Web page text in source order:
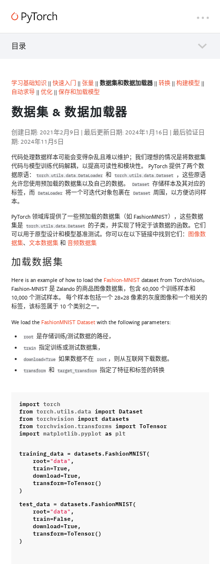
目录
学习基础知识 || 快速入门 || 张量|| 数据集和数据加载器|| 转换|| 构建模型 ||
自动求导|| 优化|| 保存和加载模型
数据集 & 数据加载器
创建日期: 2021年2月9日 | 最后更新日期: 2024年1月16日 | 最后验证日
期: 2024年11月5日
代码处理数据样本可能会变得杂乱且难以维护；我们理想的情况是将数据集
代码与模型训练代码解耦，以提高可读性和模块性。 PyTorch 提供了两个数
据原语：
torch.utils.data.DataLoader 和 torch.utils.data.Dataset
，这些原语
允许您使用预加载的数据集以及自己的数据。
Dataset
存储样本及其对应的
标签，而
DataLoader 将一个可迭代对象包裹在 Dataset
周围，以方便访问样
本。
PyTorch 领域库提供了一些预加载的数据集（如 FashionMNIST），这些数据
集是
torch.utils.data.Dataset
的子类，并实现了特定于该数据的函数。它们
可以用于原型设计和模型基准测试。你可以在以下链接中找到它们： 图像数
据集、 文本数据集和 音频数据集
加载数据集
Here is an example of how to load the Fashion-MNIST dataset from TorchVision。
Fashion-MNIST 是 Zalando 的商品图像数据集，包含 60,000 个训练样本和
10,000 个测试样本。 每个样本包括一个 28×28 像素的灰度图像和一个相关的
标签，该标签属于 10 个类别之一。
We load the FashionMNIST Datasetwith the following parameters:
root 是存储训练/测试数据的路径，
train 指定训练或测试数据集，
download=True 如果数据不在 root ，则从互联网下载数据。
transform 和 target_transform 指定了特征和标签的转换
import torch
from torch.utils.data import Dataset
from torchvision import datasets
from torchvision.transforms import ToTensor
import matplotlib.pyplot as plt
training_data = datasets.FashionMNIST(
root="data" ,
train=True,
download=True,
transform=ToTensor()
)
test_data = datasets.FashionMNIST(
root="data" ,
train=False,
download=True,
transform=ToTensor()
)